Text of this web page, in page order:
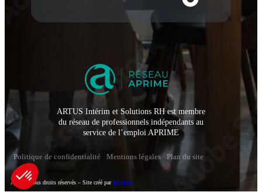
ARTUS Intérim et Solutions RH est membre
du réseau de professionnels indépendants au
service de l’emploi APRIME
Politique de confidentialité Mentions légales Plan du site
Artus – Tous droits réservés – Site créé parKelcible